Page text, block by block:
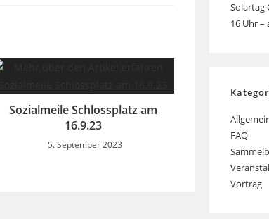
Sozialmeile Schlossplatz am
16.9.23
5. September 2023
Solartag
16 Uhr
FAQ
Vortrag